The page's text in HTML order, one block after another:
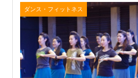
ダンス・フィットネス